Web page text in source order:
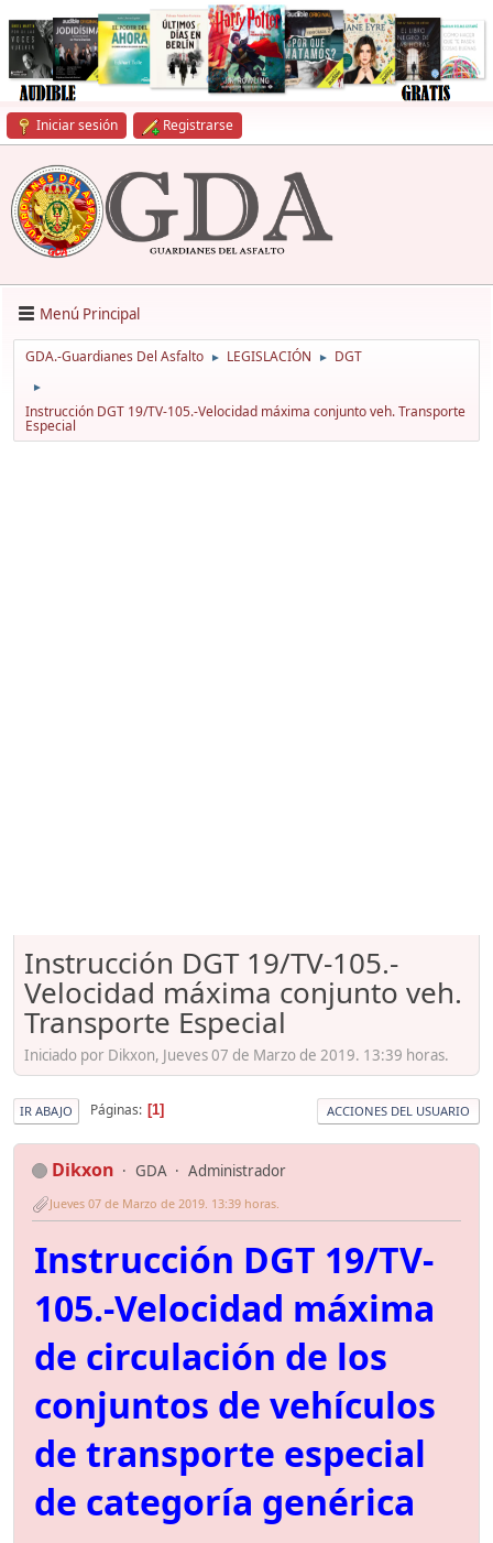
Iniciar sesión Registrarse
Menú Principal
GDA.-Guardianes Del Asfalto ► LEGISLACIÓN ► DGT
►
Instrucción DGT 19/TV-105.-Velocidad máxima conjunto veh. Transporte
Especial
Instrucción DGT 19/TV-105.-
Velocidad máxima conjunto veh.
Transporte Especial
Iniciado por Dikxon, Jueves 07 de Marzo de 2019. 13:39 horas.
IR ABAJO Páginas 1 ACCIONES DEL USUARIO
Dikxon GDA Administrador
Jueves 07 de Marzo de 2019. 13:39 horas.
Instrucción DGT 19/TV-
105.-Velocidad máxima
de circulación de los
conjuntos de vehículos
de transporte especial
de categoría genérica